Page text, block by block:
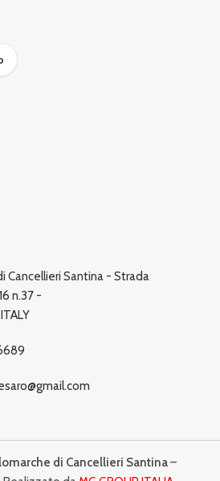
Cancellieri Santina - Strada
n.37 -
di Cancellieri Santina–